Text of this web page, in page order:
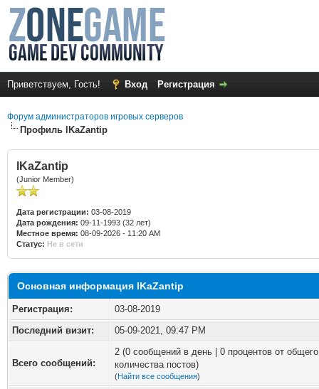
Приветствуем, Гость! Вход Регистрация
Форум администраторов игровых серверов
Профиль lKaZantip
lKaZantip
(Junior Member)
Дата регистрации: 03-08-2019
Дата рождения: 09-11-1993 (32 лет)
Местное время: 08-09-2026 - 11:20 AM
Статус: Не в сети
Основная информация lKaZantip
Регистрация:
03-08-2019
Последний визит:
05-09-2021, 09:47 PM
Всего сообщений:
2 (0 сообщений в день | 0 процентов от общего
количества постов)
(Найти все сообщения)